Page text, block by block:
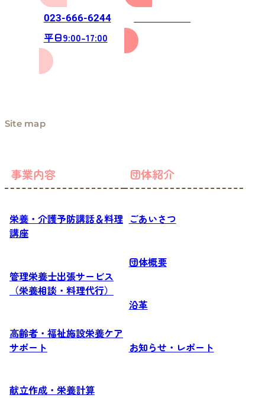
023-666-6244
平日9:00-17:00
Site map
事業内容
栄養・介護予防講話＆料理
講座
管理栄養士出張サービス
（栄養相談・料理代行）
高齢者・福祉施設栄養ケア
サポート
献立作成・栄養計算
団体紹介
ごあいさつ
団体概要
沿革
お知らせ・レポート